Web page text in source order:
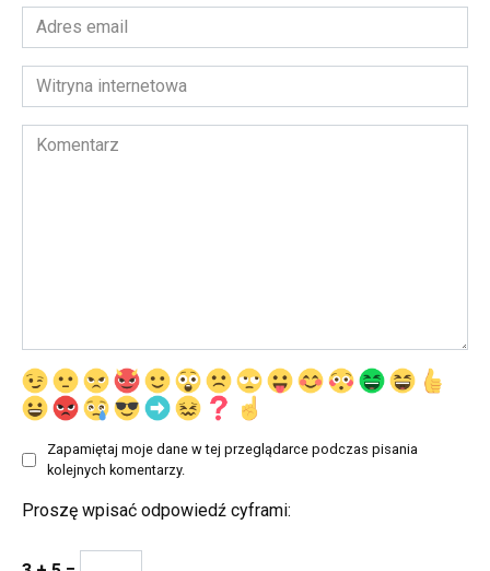
Adres
email
*Witryna
internetowa
Komentarz
Zapamiętaj moje dane w tej przeglądarce podczas pisania
kolejnych komentarzy.
Proszę wpisać odpowiedź cyframi: